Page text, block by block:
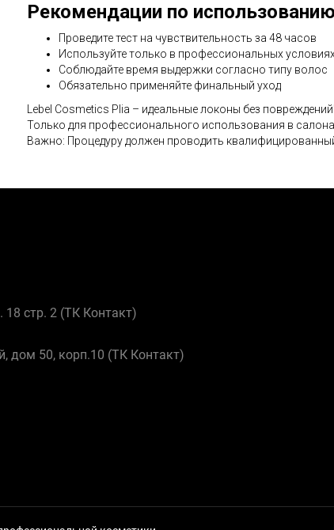
Рекомендации по
Проведите тест на чувствительность за 48 часов
Используйте только в профессиональных
Соблюдайте время выдержки согласно типу волос
Обязательно применяйте финальный уход
Lebel Cosmetics Plia – идеальные локоны без повреждений!
Только для профессионального использования в
Важно: Процедуру должен проводить
стр. 2 (ТК Контакт)
дом 50, корп.10 (ТК Контакт)